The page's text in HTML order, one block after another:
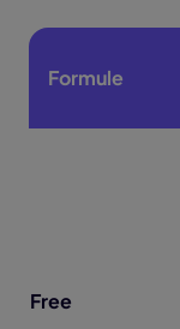
Formule
Free